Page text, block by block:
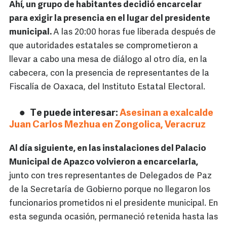
Ahí, un grupo de habitantes decidió encarcelar
para exigir la presencia en el lugar del presidente
municipal.A las 20:00 horas fue liberada después de
que autoridades estatales se comprometieron a
llevar a cabo una mesa de diálogo al otro día, en la
cabecera, con la presencia de representantes de la
Fiscalía de Oaxaca, del Instituto Estatal Electoral.
Te puede interesar: Asesinan a exalcalde
Juan Carlos Mezhua en Zongolica, Veracruz
Al día siguiente, en las instalaciones del Palacio
Municipal de Apazco volvieron a encarcelarla,
junto con tres representantes de Delegados de Paz
de la Secretaría de Gobierno porque no llegaron los
funcionarios prometidos ni el presidente municipal. En
esta segunda ocasión, permaneció retenida hasta las